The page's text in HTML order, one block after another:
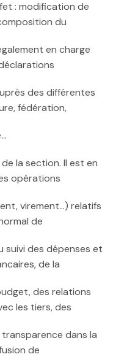
: modification de
du
en charge
des différentes
fédération,
la section. Il est en
opérations
virement…) relatifs
de
suivi des dépenses et
de la
des relations
les tiers, des
dans la
de